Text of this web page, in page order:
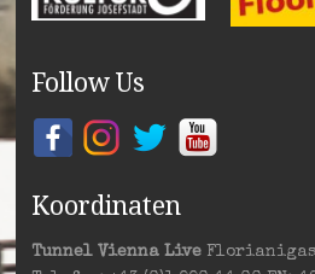
Follow Us
Koordinaten
Tunnel Vienna Live